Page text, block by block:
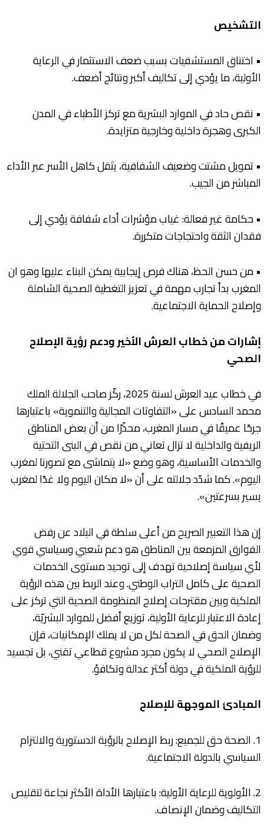
التشخيص
• اختناق المستشفيات بسبب ضعف الاستثمار في الرعاية
الأولية، ما يؤدي إلى تكاليف أكبر ونتائج أضعف.
• نقص حاد في الموارد البشرية مع تركز الأطباء في المدن
الكبرى وهجرة داخلية وخارجية متزايدة.
• تمويل مشتت وضعيف الشفافية، يثقل كاهل الأسر عبر الأداء
المباشر من الجيب.
• حكامة غير فعالة: غياب مؤشرات أداء شفافة يؤدي إلى
فقدان الثقة واحتجاجات متكررة.
• من حسن الحظ، هناك فرص إيجابية يمكن البناء عليها وهو ان
المغرب بدأ تجارب مهمة في تعزيز التغطية الصحية الشاملة
وإصلاح الحماية الاجتماعية.
إشارات من خطاب العرش الأخير ودعم رؤية الإصلاح
الصحي
في خطاب عيد العرش لسنة 2025، ركّز صاحب الجلالة الملك
محمد السادس على «التفاوتات المجالية والتنموية» باعتبارها
جرحًا عميقًا في مسار المغرب، محذّرًا من أن بعض المناطق
الريفية والداخلية لا تزال تعاني من نقص في البنى التحتية
والخدمات الأساسية، وهو وضع «لا يتماشى مع تصورنا لمغرب
اليوم». كما شدّد جلالته على أن «لا مكان اليوم ولا غدًا لمغرب
يسير بسرعتين».
إن هذا التعبير الصريح من أعلى سلطة في البلاد عن رفض
الفوارق المزمعة بين المناطق هو دعم شعبي وسياسي قوي
لأي سياسة إصلاحية تهدف إلى توحيد مستوى الخدمات
الصحية على كامل التراب الوطني. وعند الربط بين هذه الرؤية
الملكية وبين مقترحات إصلاح المنظومة الصحية التي تركز على
إعادة الاعتبار للرعاية الأولية، توزيع أفضل للموارد البشريّة،
وضمان الحق في الصحة لكل من لا يملك الإمكانيات، فإن
الإصلاح الصحي لا يكون مجرد مشروع قطاعي تقني، بل تجسيد
للرؤية الملكية في دولة أكثر عدالة وتكافؤ.
المبادئ الموجهة للإصلاح
1. الصحة حق للجميع: ربط الإصلاح بالرؤية الدستورية والالتزام
السياسي بالدولة الاجتماعية.
2. الأولوية للرعاية الأولية: باعتبارها الأداة الأكثر نجاعة لتقليص
التكاليف وضمان الإنصاف.